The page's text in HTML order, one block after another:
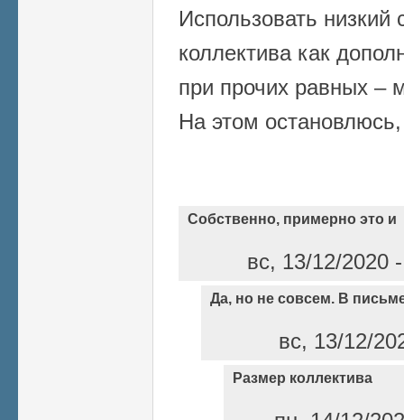
Использовать низкий
коллектива как
при прочих равных –
На этом
Собственно, примерно это и
вс, 13/12/2020
Да, но не совсем. В
вс, 13/12/
Размер коллектива